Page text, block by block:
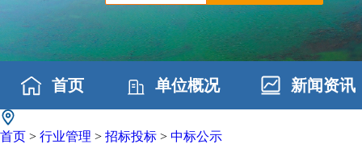
首页 单位概况 新闻资讯
首页 > 行业管理 > 招标投标 > 中标公示